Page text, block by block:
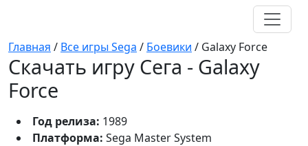
Главная / Все игры Sega / Боевики / Galaxy Force
Скачать игру Сега - Galaxy
Force
Год релиза: 1989
Платформа: Sega Master System